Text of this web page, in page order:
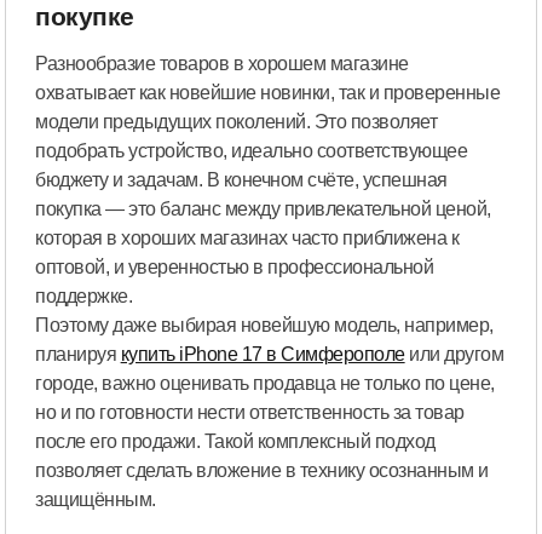
покупке
Разнообразие товаров в хорошем магазине
охватывает как новейшие новинки, так и проверенные
модели предыдущих поколений. Это позволяет
подобрать устройство, идеально соответствующее
бюджету и задачам. В конечном счёте, успешная
покупка — это баланс между привлекательной ценой,
которая в хороших магазинах часто приближена к
оптовой, и уверенностью в профессиональной
поддержке.
Поэтому даже выбирая новейшую модель, например,
планируя купить iPhone 17 в Симферополеили другом
городе, важно оценивать продавца не только по цене,
но и по готовности нести ответственность за товар
после его продажи. Такой комплексный подход
позволяет сделать вложение в технику осознанным и
защищённым.